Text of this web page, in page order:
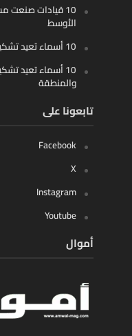
10 قيادات صنعت
الأوسط
10 أسماء تعيد تشكيل اللوجستيات الذكية في الخليج
10 أسماء تعيد
والمنطقة
تابعونا على
Facebook
X
Instagram
Youtube
أموال